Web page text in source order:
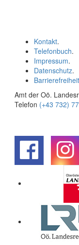
Kontakt.
Telefonbuch.
Impressum.
Datenschutz.
Barrierefreiheit
Amt der Oö.
Telefon (+43 732)